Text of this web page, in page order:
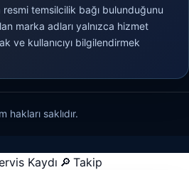
temsilcilik bağı bulunduğunu
marka adları yalnızca hizmet
ve kullanıcıyı bilgilendirmek
saklıdır.
Kaydı 🔎 Takip